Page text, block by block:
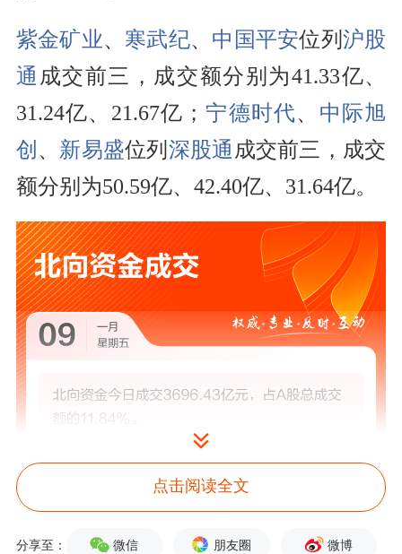
紫金矿业、 寒武纪、 中国平安位列 沪股
通 成交前三，成交额分别为41.33亿、
31.24亿、21.67亿； 宁德时代、 中际旭
创 、 新易盛位列 深股通 成交前三，成交
额分别为50.59亿、42.40亿、31.64亿。
点击阅读全文
分享至： 微信 朋友圈 微博